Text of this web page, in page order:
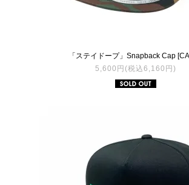
「ステイドープ」Snapback Cap
5,600円(税込6,160円)